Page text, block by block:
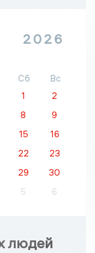
2026
Сб
Вс
1
2
8
9
15
16
22
23
29
30
5 6
людей